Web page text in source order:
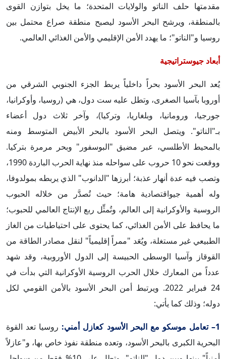
مقدمتها حلف الناتو والولايات المتحدة؛ ما يخل بتوازن القوى
بالمنطقة، ويرشح البحر الأسود ليصبح منطقة صراع محتمل بين
روسيا و"الناتو"؛ ما يهدد الأمن الإقليمي والأمن الغذائي العالمي.
أبعاد جيوستراتيجية
يُعد البحر الأسود بحراً داخلياً يربط الجزء الجنوبي الشرقي من
أوروبا بآسيا الصغرى، وتطل عليه ست دول، هي (روسيا، وأوكرانيا،
جورجيا، ورومانيا، وبلغاريا، وتركيا)، وآخر ثلاث دول أعضاء
بـ"الناتو". ويتصل البحر الأسود بالبحر الأبيض المتوسط ومنه
بالمحيط الأطلسي، عبر مضيق "البوسفور" وبحر مرمرة بتركيا.
ووقعت نحو 10 حروب على سواحله منذ نهاية الحرب الباردة 1990،
وتصب فيه عدة أنهار عذبة؛ أبرزها "الدانوب" الذي يربطه بمولدوفا،
وله أهمية جيواقتصادية هامة؛ حيث تُصدَّر من خلاله الحبوب
الروسية والأوكرانية إلى العالم، وتُمثِّل ربع الإنتاج العالمي للحبوب؛
ما يحافظ على الأمن الغذائي، كما يحتوى على احتياطيات من الغاز
الطبيعي غير مستغلة، ويُعَد "ممراً إقليمياً" لنقل مصادر الطاقة من
القوقاز وآسيا الوسطى الحبيسة إلى الدول الأوروبية، وقد شهد
عدداً من المعارك خلال الحرب الروسية الأوكرانية التي بدأت في
24 فبراير 2022. ويرتبط أمن البحر الأسود بالأمن القومي لكل
دوله؛ وذلك كما يأتي:
1– تعامل موسكو مع البحر الأسود كعازل أمني:
روسيا تعد القوة
البحرية الكبرى بالبحر الأسود، وتعده منطقة نفوذ خاص بها، و"عازلاً